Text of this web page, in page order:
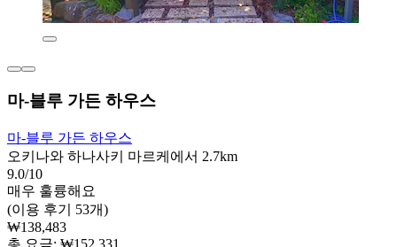
마-블루 가든 하우스
마-블루 가든 하우스
오키나와 하나사키 마르케에서 2.7km
9.0/10
매우 훌륭해요
(이용 후기 53개)
₩138,483
총 요금: ₩152,331